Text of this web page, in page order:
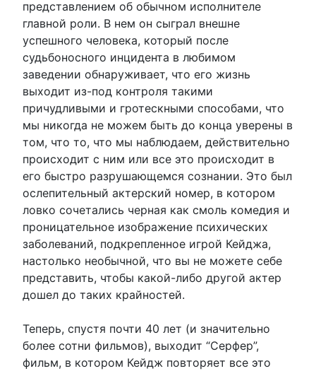
представлением об обычном исполнителе
главной роли. В нем он сыграл внешне
успешного человека, который после
судьбоносного инцидента в любимом
заведении обнаруживает, что его жизнь
выходит из-под контроля такими
причудливыми и гротескными способами, что
мы никогда не можем быть до конца уверены в
том, что то, что мы наблюдаем, действительно
происходит с ним или все это происходит в
его быстро разрушающемся сознании. Это был
ослепительный актерский номер, в котором
ловко сочетались черная как смоль комедия и
проницательное изображение психических
заболеваний, подкрепленное игрой Кейджа,
настолько необычной, что вы не можете себе
представить, чтобы какой-либо другой актер
дошел до таких крайностей.
Теперь, спустя почти 40 лет (и значительно
более сотни фильмов), выходит “Серфер”,
фильм, в котором Кейдж повторяет все это